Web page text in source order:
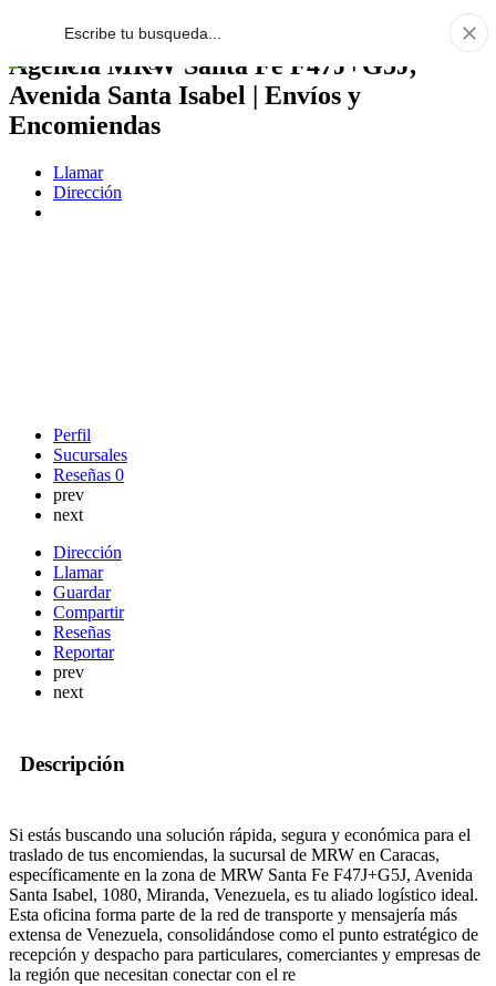
Agencia MRW Santa Fe F47J+G5J,
Avenida Santa Isabel | Envíos y
Encomiendas
Llamar
Dirección
Perfil
Sucursales
Reseñas 0
prev
next
Dirección
Llamar
Guardar
Compartir
Reseñas
Reportar
prev
next
Descripción
Si estás buscando una solución rápida, segura y económica para el
traslado de tus encomiendas, la sucursal de MRW en Caracas,
específicamente en la zona de MRW Santa Fe F47J+G5J, Avenida
Santa Isabel, 1080, Miranda, Venezuela, es tu aliado logístico ideal.
Esta oficina forma parte de la red de transporte y mensajería más
extensa de Venezuela, consolidándose como el punto estratégico de
recepción y despacho para particulares, comerciantes y empresas de
la región que necesitan conectar con el re